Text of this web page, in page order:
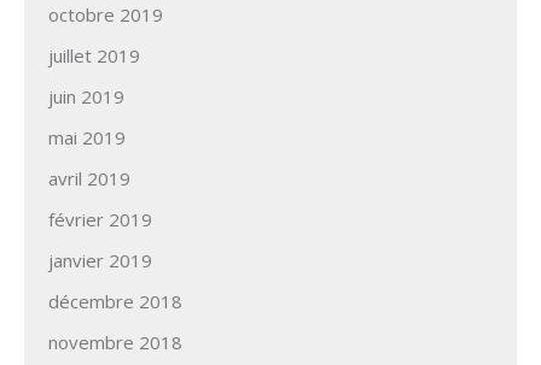
octobre 2019
juillet 2019
juin 2019
mai 2019
avril 2019
février 2019
janvier 2019
décembre 2018
novembre 2018